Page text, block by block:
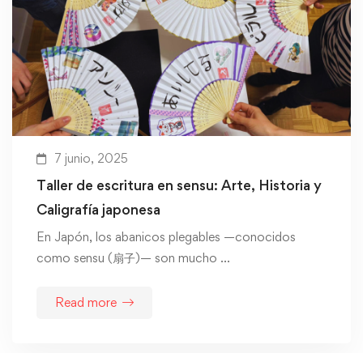
7 junio, 2025
Taller de escritura en sensu: Arte, Historia y
Caligrafía japonesa
En Japón, los abanicos plegables —conocidos
como sensu (扇子)— son mucho …
Read more